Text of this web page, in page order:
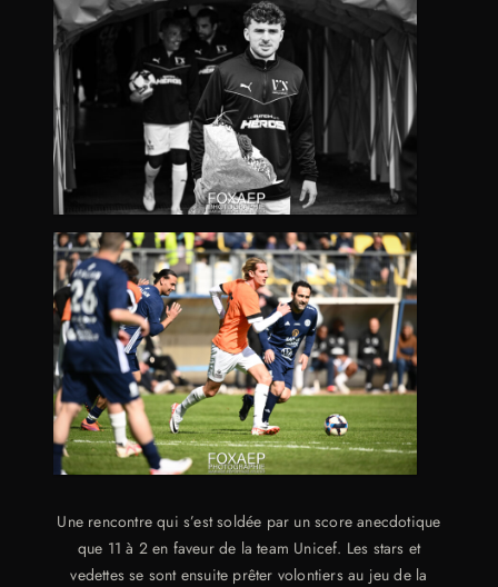
Une rencontre qui s’est soldée par un score anecdotique
que 11 à 2 en faveur de la team Unicef. Les stars et
vedettes se sont ensuite prêter volontiers au jeu de la